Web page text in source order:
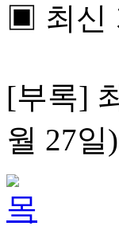
▣ 최신
[부록]
월 27일)